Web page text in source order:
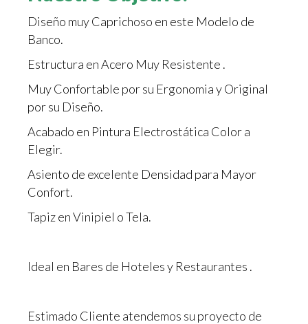
Diseño muy Caprichoso en este Modelo de
Banco.
Estructura en Acero Muy Resistente .
Muy Confortable por su Ergonomia y Original
por su Diseño.
Acabado en Pintura Electrostática Color a
Elegir.
Asiento de excelente Densidad para Mayor
Confort.
Tapiz en Vinipiel o Tela.
Ideal en Bares de Hoteles y Restaurantes .
Estimado Cliente atendemos su proyecto de